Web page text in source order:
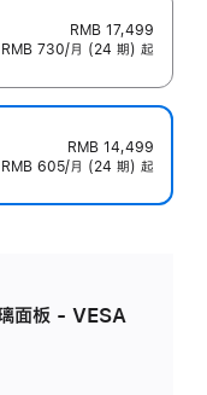
RMB 17,499
RMB 730/月 (24 期) 起
RMB 14,499
RMB 605/月 (24 期) 起
面板 - VESA